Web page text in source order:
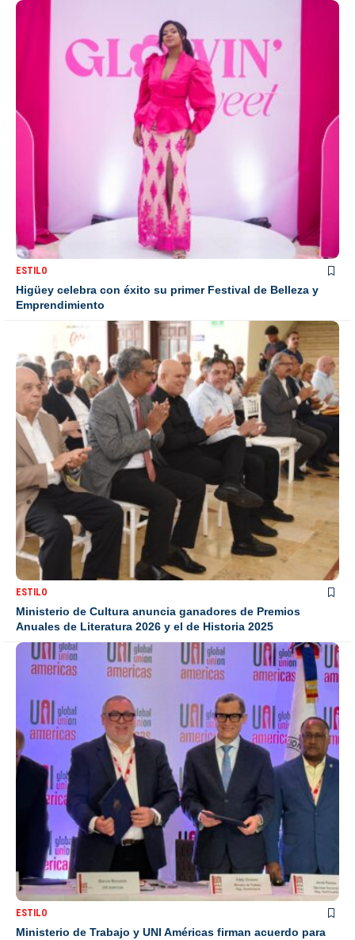
ESTILO
Higüey celebra con éxito su primer Festival de Belleza y
Emprendimiento
ESTILO
Ministerio de Cultura anuncia ganadores de Premios
Anuales de Literatura 2026 y el de Historia 2025
ESTILO
Ministerio de Trabajo y UNI Américas firman acuerdo para